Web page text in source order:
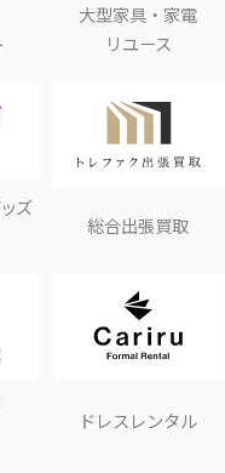
大型家具・家電
リユース
ズ
総合出張買取
ドレスレンタル